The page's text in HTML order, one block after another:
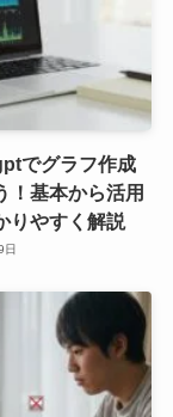
でグラフ作成
！基本から活用
りやすく解説
日